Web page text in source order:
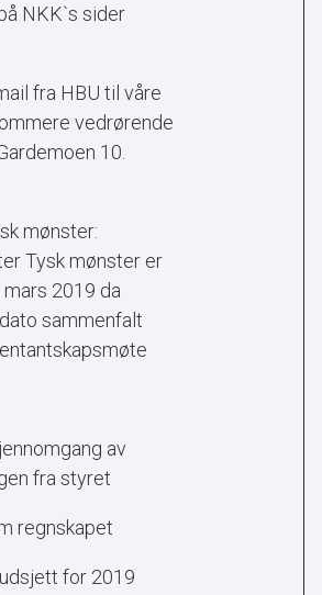
NKK`s sider
fra HBU til våre
vedrørende
10.
mønster:
Tysk mønster er
2019 da
sammenfalt
av
fra styret
regnskapet
for 2019